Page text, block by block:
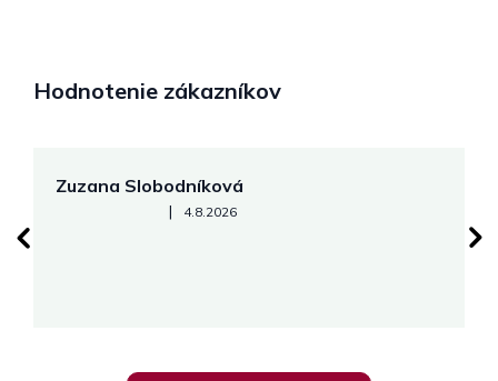
Hodnotenie zákazníkov
Zuzana Slobodníková
Hodnotenie obchodu je 5 z 5 hviezdičiek.
| 4.8.2026